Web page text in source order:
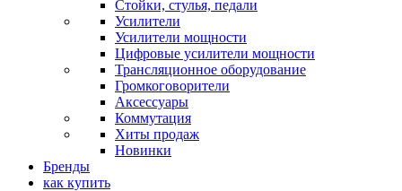
Стойки, стулья, педали
Усилители
Усилители мощности
Цифровые усилители мощности
Трансляционное оборудование
Громкоговорители
Аксессуары
Коммутация
Хиты продаж
Новинки
Бренды
как купить